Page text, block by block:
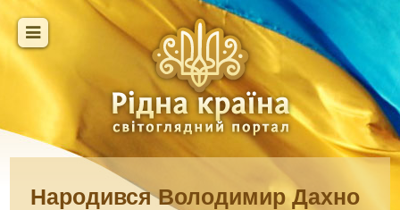
Народився Володимир Дахно